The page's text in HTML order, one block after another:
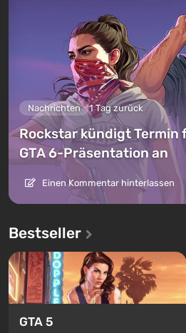
Nachrichten 1 Tag zurück
Rockstar kündigt
GTA 6-Präsentation an
Einen Kommentar hinterlassen
Bestseller
GTA 5